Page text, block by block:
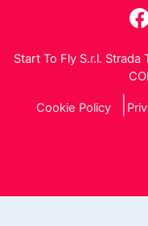
Start To Fly S.r.l. Strada
Cookie Policy